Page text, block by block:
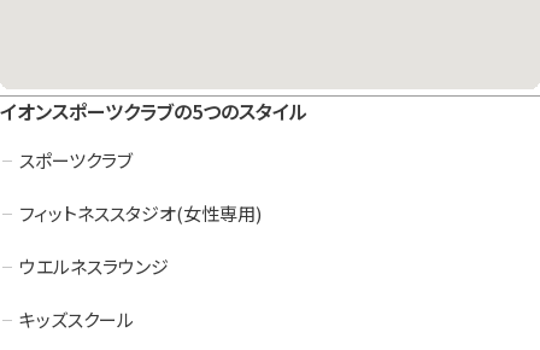
イオンスポーツクラブの5つのスタイル
スポーツクラブ
フィットネススタジオ(女性専用)
ウエルネスラウンジ
キッズスクール